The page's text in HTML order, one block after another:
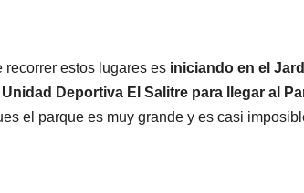
recorrer estos lugares es iniciando en el
Deportiva El Salitre para llegar al
el parque es muy grande y es casi